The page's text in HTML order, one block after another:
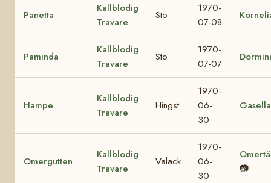
Panetta
Kallblodig
Travare
Sto
1970-
07-08
Paminda
Kallblodig
Travare
Sto
1970-
07-07
Hampe
Kallblodig
Travare
Hingst
1970-
06-
30
Gasella
Omergutten
Kallblodig
Travare
Valack
1970-
06-
30
📷